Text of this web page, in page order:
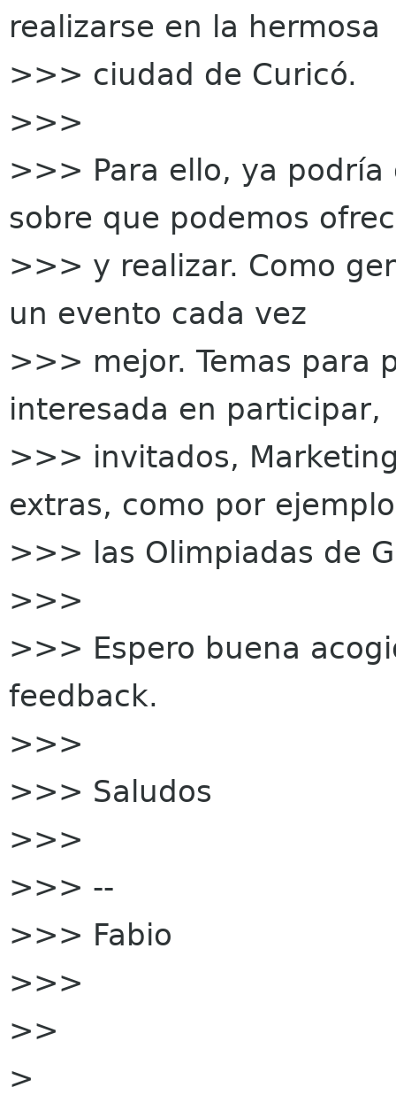
realizarse en la hermosa
>>> ciudad de Curicó.
>>>
>>> Para ello, ya podría
sobre que podemos
>>> y realizar. Como
un evento cada vez
>>> mejor. Temas para
interesada en participar,
>>> invitados,
extras, como por ejemplo
>>> las Olimpiadas de
>>>
>>> Espero buena
feedback.
>>>
>>> Saludos
>>>
>>> --
>>> Fabio
>>>
>>
>